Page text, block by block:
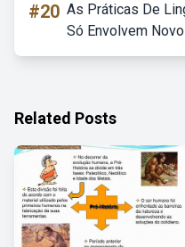
#20 As Práticas De
Só Envolvem
Related Posts